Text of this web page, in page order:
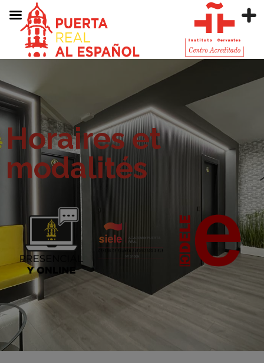
Horaires et
modalités